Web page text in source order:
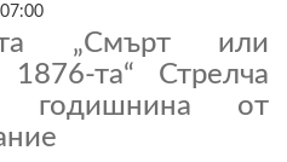
„Смърт или
та“ Стрелча
годишнина от